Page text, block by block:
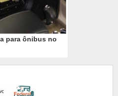
para ônibus no